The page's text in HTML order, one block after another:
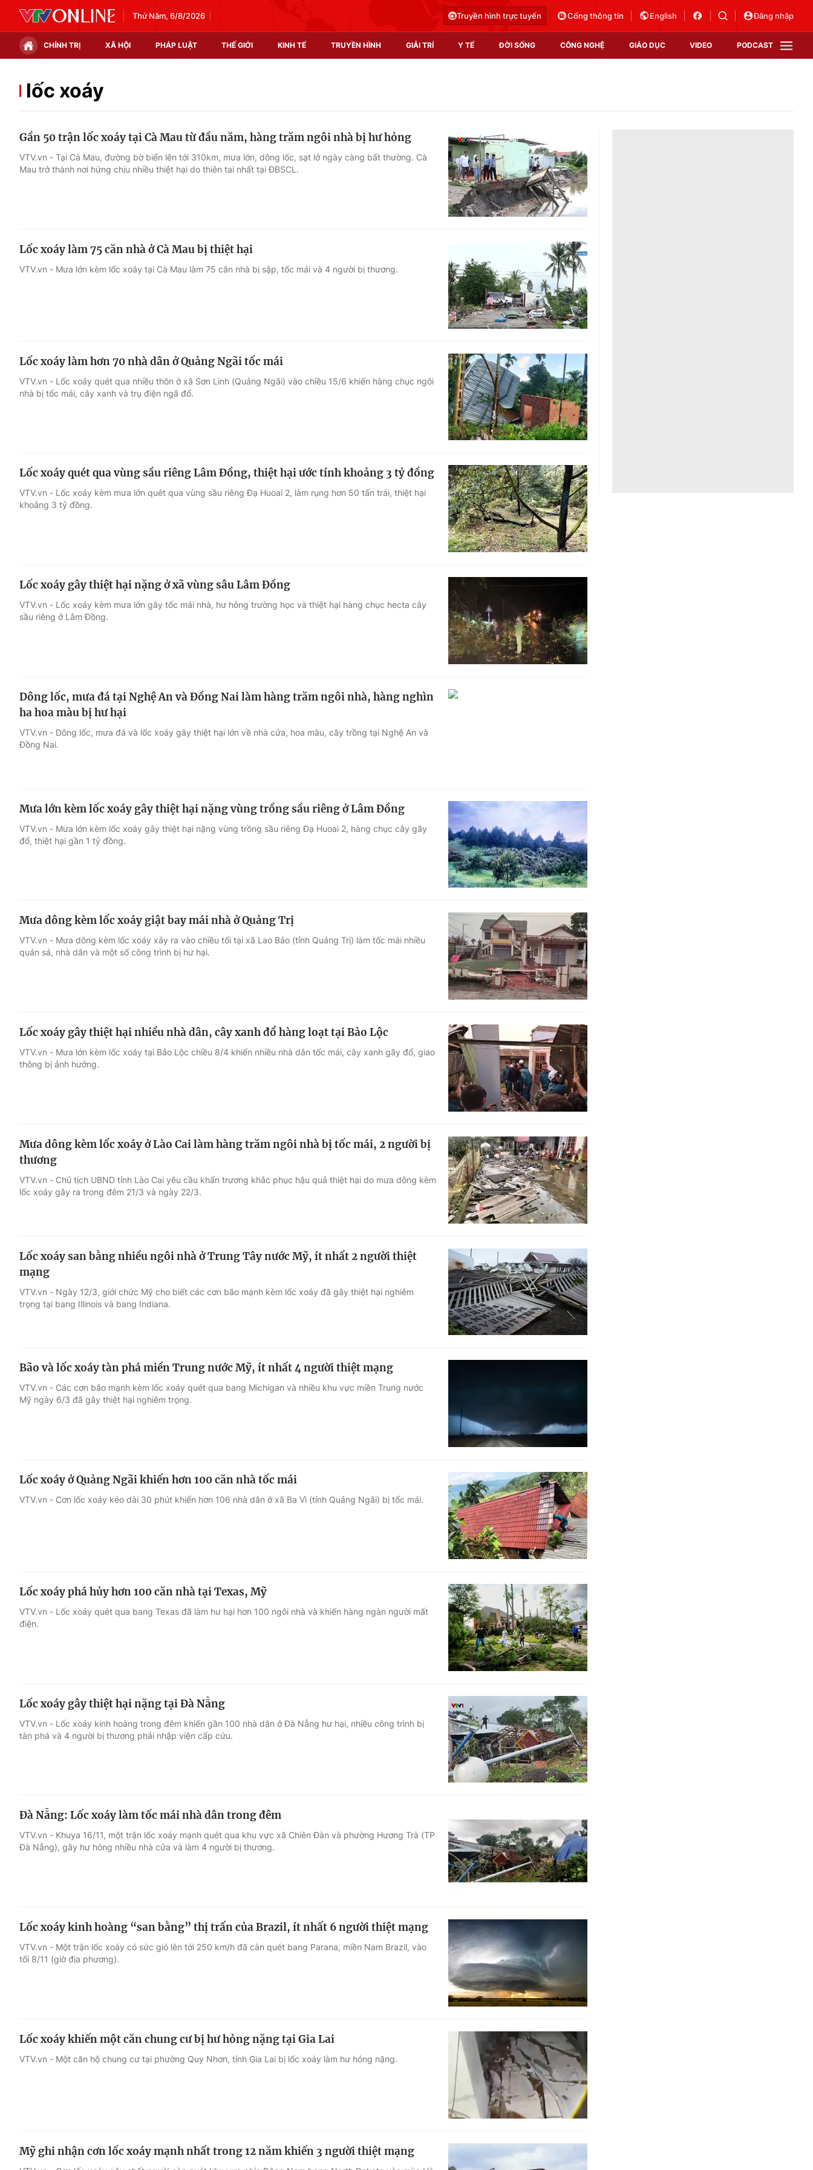
Thứ Năm, 6/8/2026 Truyền hình trực tuyến Cổng thông tin English Đăng nhập
CHÍNH TRỊ XÃ HỘI PHÁP LUẬT THẾ GIỚI KINH TẾ TRUYỀN HÌNH GIẢI TRÍ Y TẾ ĐỜI SỐNG CÔNG NGHỆ GIÁO DỤC VIDEO PODCAST
Chính trị
Thế giới đó đây
Thị trường
Video
Shorts video
Podcast
EMagazine
Infographic
Góc ảnh
Điện ảnh
Âm nhạc
Sao
Du lịch
Làm đẹp
Chất lượng cuộc sống
Học trực tuyến
Công nghệ
Hitech Công nghệ tương lai
Sản phẩm
Thị trường
Tư vấn
VTV Sức khoẻ
lốc xoáy
Gần 50 trận lốc xoáy tại Cà Mau từ đầu năm, hàng trăm ngôi nhà bị hư hỏng
VTV.vn - Tại Cà Mau, đường bờ biển lên tới 310km, mưa lớn, dông lốc, sạt lở ngày càng bất thường. Cà
Mau trở thành nơi hứng chịu nhiều thiệt hại do thiên tai nhất tại ĐBSCL.
Lốc xoáy làm 75 căn nhà ở Cà Mau bị thiệt hại
VTV.vn - Mưa lớn kèm lốc xoáy tại Cà Mau làm 75 căn nhà bị sập, tốc mái và 4 người bị thương.
Lốc xoáy làm hơn 70 nhà dân ở Quảng Ngãi tốc mái
VTV.vn - Lốc xoáy quét qua nhiều thôn ở xã Sơn Linh (Quảng Ngãi) vào chiều 15/6 khiến hàng chục ngôi
nhà bị tốc mái, cây xanh và trụ điện ngã đổ.
Lốc xoáy quét qua vùng sầu riêng Lâm Đồng, thiệt hại ước tính khoảng 3 tỷ đồng
VTV.vn - Lốc xoáy kèm mưa lớn quét qua vùng sầu riêng Đạ Huoai 2, làm rụng hơn 50 tấn trái, thiệt hại
khoảng 3 tỷ đồng.
Lốc xoáy gây thiệt hại nặng ở xã vùng sâu Lâm Đồng
VTV.vn - Lốc xoáy kèm mưa lớn gây tốc mái nhà, hư hỏng trường học và thiệt hại hàng chục hecta cây
sầu riêng ở Lâm Đồng.
Dông lốc, mưa đá tại Nghệ An và Đồng Nai làm hàng trăm ngôi nhà, hàng nghìn
ha hoa màu bị hư hại
VTV.vn - Dông lốc, mưa đá và lốc xoáy gây thiệt hại lớn về nhà cửa, hoa màu, cây trồng tại Nghệ An và
Đồng Nai.
Mưa lớn kèm lốc xoáy gây thiệt hại nặng vùng trồng sầu riêng ở Lâm Đồng
VTV.vn - Mưa lớn kèm lốc xoáy gây thiệt hại nặng vùng trồng sầu riêng Đạ Huoai 2, hàng chục cây gãy
đổ, thiệt hại gần 1 tỷ đồng.
Mưa dông kèm lốc xoáy giật bay mái nhà ở Quảng Trị
VTV.vn - Mưa dông kèm lốc xoáy xảy ra vào chiều tối tại xã Lao Bảo (tỉnh Quảng Trị) làm tốc mái nhiều
quán sá, nhà dân và một số công trình bị hư hại.
Lốc xoáy gây thiệt hại nhiều nhà dân, cây xanh đổ hàng loạt tại Bảo Lộc
VTV.vn - Mưa lớn kèm lốc xoáy tại Bảo Lộc chiều 8/4 khiến nhiều nhà dân tốc mái, cây xanh gãy đổ, giao
thông bị ảnh hưởng.
Mưa dông kèm lốc xoáy ở Lào Cai làm hàng trăm ngôi nhà bị tốc mái, 2 người bị
thương
VTV.vn - Chủ tịch UBND tỉnh Lào Cai yêu cầu khẩn trương khắc phục hậu quả thiệt hại do mưa dông kèm
lốc xoáy gây ra trong đêm 21/3 và ngày 22/3.
Lốc xoáy san bằng nhiều ngôi nhà ở Trung Tây nước Mỹ, ít nhất 2 người thiệt
mạng
VTV.vn - Ngày 12/3, giới chức Mỹ cho biết các cơn bão mạnh kèm lốc xoáy đã gây thiệt hại nghiêm
trọng tại bang Illinois và bang Indiana.
Bão và lốc xoáy tàn phá miền Trung nước Mỹ, ít nhất 4 người thiệt mạng
VTV.vn - Các cơn bão mạnh kèm lốc xoáy quét qua bang Michigan và nhiều khu vực miền Trung nước
Mỹ ngày 6/3 đã gây thiệt hại nghiêm trọng.
Lốc xoáy ở Quảng Ngãi khiến hơn 100 căn nhà tốc mái
VTV.vn - Cơn lốc xoáy kéo dài 30 phút khiến hơn 106 nhà dân ở xã Ba Vì (tỉnh Quảng Ngãi) bị tốc mái.
Lốc xoáy phá hủy hơn 100 căn nhà tại Texas, Mỹ
VTV.vn - Lốc xoáy quét qua bang Texas đã làm hư hại hơn 100 ngôi nhà và khiến hàng ngàn người mất
điện.
Lốc xoáy gây thiệt hại nặng tại Đà Nẵng
VTV.vn - Lốc xoáy kinh hoàng trong đêm khiến gần 100 nhà dân ở Đà Nẵng hư hại, nhiều công trình bị
tàn phá và 4 người bị thương phải nhập viện cấp cứu.
Đà Nẵng: Lốc xoáy làm tốc mái nhà dân trong đêm
VTV.vn - Khuya 16/11, một trận lốc xoáy mạnh quét qua khu vực xã Chiên Đàn và phường Hương Trà (TP
Đà Nẵng), gây hư hỏng nhiều nhà cửa và làm 4 người bị thương.
Lốc xoáy kinh hoàng “san bằng” thị trấn của Brazil, ít nhất 6 người thiệt mạng
VTV.vn - Một trận lốc xoáy có sức gió lên tới 250 km/h đã càn quét bang Parana, miền Nam Brazil, vào
tối 8/11 (giờ địa phương).
Lốc xoáy khiến một căn chung cư bị hư hỏng nặng tại Gia Lai
VTV.vn - Một căn hộ chung cư tại phường Quy Nhơn, tỉnh Gia Lai bị lốc xoáy làm hư hỏng nặng.
Mỹ ghi nhận cơn lốc xoáy mạnh nhất trong 12 năm khiến 3 người thiệt mạng